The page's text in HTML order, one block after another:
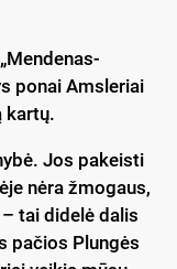
ponai Amsleriai
kartų.
Jos pakeisti
nėra žmogaus,
tai didelė dalis
pačios Plungės